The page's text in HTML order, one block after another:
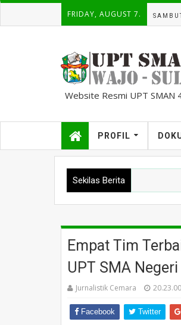
FRIDAY, AUGUST 7.
Website Resmi UPT SMAN
PROFIL
Sekilas Berita
Empat Tim
UPT SMA
Jurnalistik Cemara 20.23.00
Facebook Twitter